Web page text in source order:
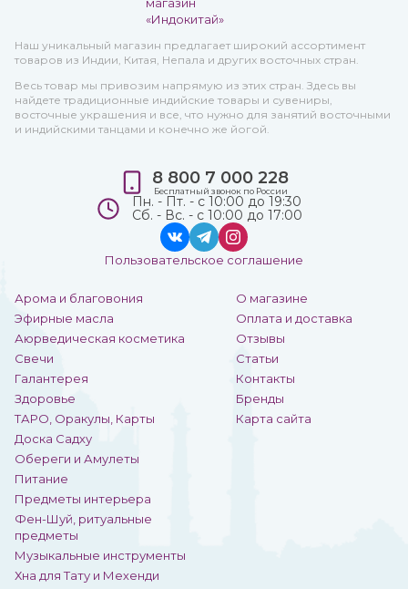
Наш уникальный магазин предлагает широкий ассортимент
товаров из Индии, Китая, Непала и других восточных стран.
Весь товар мы привозим напрямую из этих стран. Здесь вы
найдете традиционные индийские товары и сувениры,
восточные украшения и все, что нужно для занятий восточными
и индийскими танцами и конечно же йогой.
Арома и благовония
Эфирные масла
Аюрведическая косметика
Свечи
Галантерея
Здоровье
ТАРО, Оракулы, Карты
Доска Садху
Обереги и Амулеты
Питание
Предметы интерьера
Фен-Шуй, ритуальные
предметы
Музыкальные инструменты
Хна для Тату и Мехенди
О магазине
Оплата и доставка
Отзывы
Статьи
Контакты
Бренды
Карта сайта
8 800 7 000 228
Бесплатный звонок по России
Пн. - Пт. - с 10:00 до 19:30
Сб. - Вс. - с 10:00 до 17:00
Пользовательское соглашение